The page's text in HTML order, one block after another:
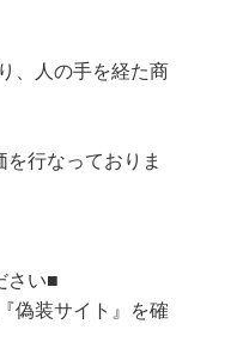
、人の手を経た商
行なっておりま
さい■
偽装サイト』を確